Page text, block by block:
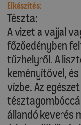
Elkészítés:
Tészta:
A vizet a vajjal
főzőedényben
tűzhelyről. A
keményítővel,
vízbe. Az
állandó keverés